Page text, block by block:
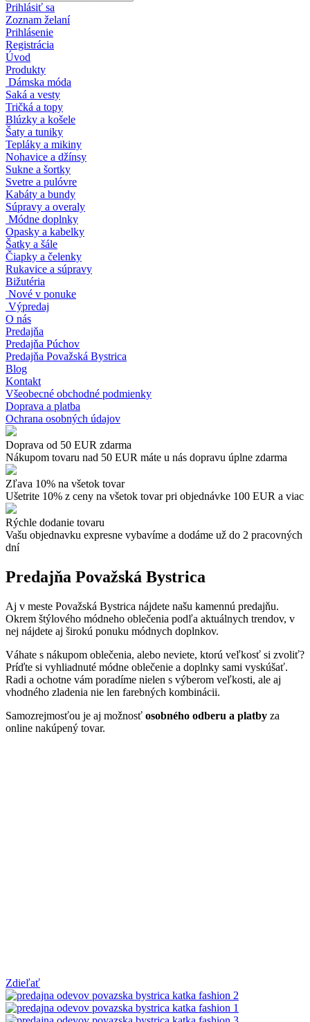
Prihlásiť sa
Zoznam želaní
Prihlásenie
Registrácia
Úvod
Produkty
Dámska móda
Saká a vesty
Tričká a topy
Blúzky a košele
Šaty a tuniky
Tepláky a mikiny
Nohavice a džínsy
Sukne a šortky
Svetre a pulóvre
Kabáty a bundy
Súpravy a overaly
Módne doplnky
Opasky a kabelky
Šatky a šále
Čiapky a čelenky
Rukavice a súpravy
Bižutéria
Nové v ponuke
Výpredaj
O nás
Predajňa
Predajňa Púchov
Predajňa Považská Bystrica
Blog
Kontakt
Všeobecné obchodné podmienky
Doprava a platba
Ochrana osobných údajov
Doprava od 50 EUR zdarma
Nákupom tovaru nad 50 EUR máte u nás dopravu úplne zdarma
Zľava 10% na všetok tovar
Ušetrite 10% z ceny na všetok tovar pri objednávke 100 EUR a viac
Rýchle dodanie tovaru
Vašu objednavku expresne vybavíme a dodáme už do 2 pracovných
dní
Predajňa Považská Bystrica
Aj v meste Považská Bystrica nájdete našu kamennú predajňu.
Okrem štýlového módneho oblečenia podľa aktuálnych trendov, v
nej nájdete aj širokú ponuku módnych doplnkov.
Váhate s nákupom oblečenia, alebo neviete, ktorú veľkosť si zvoliť?
Príďte si vyhliadnuté módne oblečenie a doplnky sami vyskúšať.
Radi a ochotne vám poradíme nielen s výberom veľkosti, ale aj
vhodného zladenia nie len farebných kombinácii.
Samozrejmosťou je aj možnosť osobného odberu a platby za
online nakúpený tovar.
Zdieľať